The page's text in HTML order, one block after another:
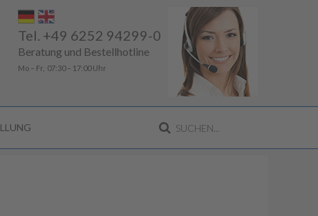
Tel. +49 6252 94299-0
Beratung und Bestellhotline
Mo – Fr, 07:30 – 17:00 Uhr